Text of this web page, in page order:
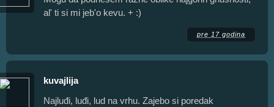
al' ti si mi jeb'o kevu. + :)
pre 17 godina
kuvajlija
Najluđi, luđi, lud na vrhu. Zajebo si poredak